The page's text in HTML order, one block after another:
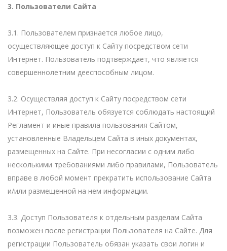
3. Пользователи Сайта
3.1. Пользователем признается любое лицо,
осуществляющее доступ к Сайту посредством сети
Интернет. Пользователь подтверждает, что является
совершеннолетним дееспособным лицом.
3.2. Осуществляя доступ к Сайту посредством сети
Интернет, Пользователь обязуется соблюдать настоящий
Регламент и иные правила пользования Сайтом,
установленные Владельцем Сайта в иных документах,
размещенных на Сайте. При несогласии с одним либо
несколькими требованиями либо правилами, Пользователь
вправе в любой момент прекратить использование Сайта
и/или размещенной на нем информации.
3.3. Доступ Пользователя к отдельным разделам Сайта
возможен после регистрации Пользователя на Сайте. Для
регистрации Пользователь обязан указать свои логин и